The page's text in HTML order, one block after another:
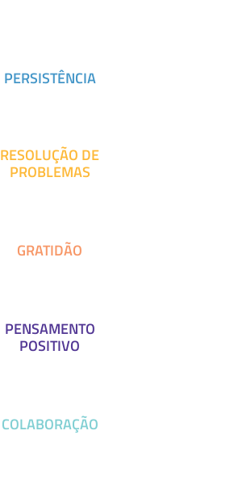
PERSISTÊNCIA
RESOLUÇÃO DE
PROBLEMAS
GRATIDÃO
PENSAMENTO
POSITIVO
COLABORAÇÃO